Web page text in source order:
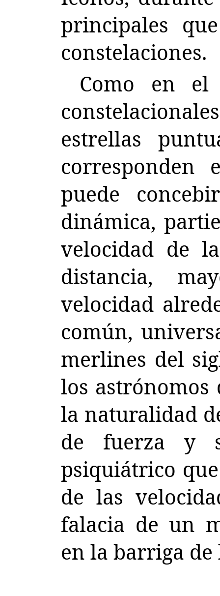
principales
constelaciones.
Como en el
estrellas
corresponden
puede
dinámica,
velocidad de
distancia,
velocidad
común,
merlines del
los astrónomos
la naturalidad
de fuerza y
psiquiátrico
de las
falacia de un
en la barriga de